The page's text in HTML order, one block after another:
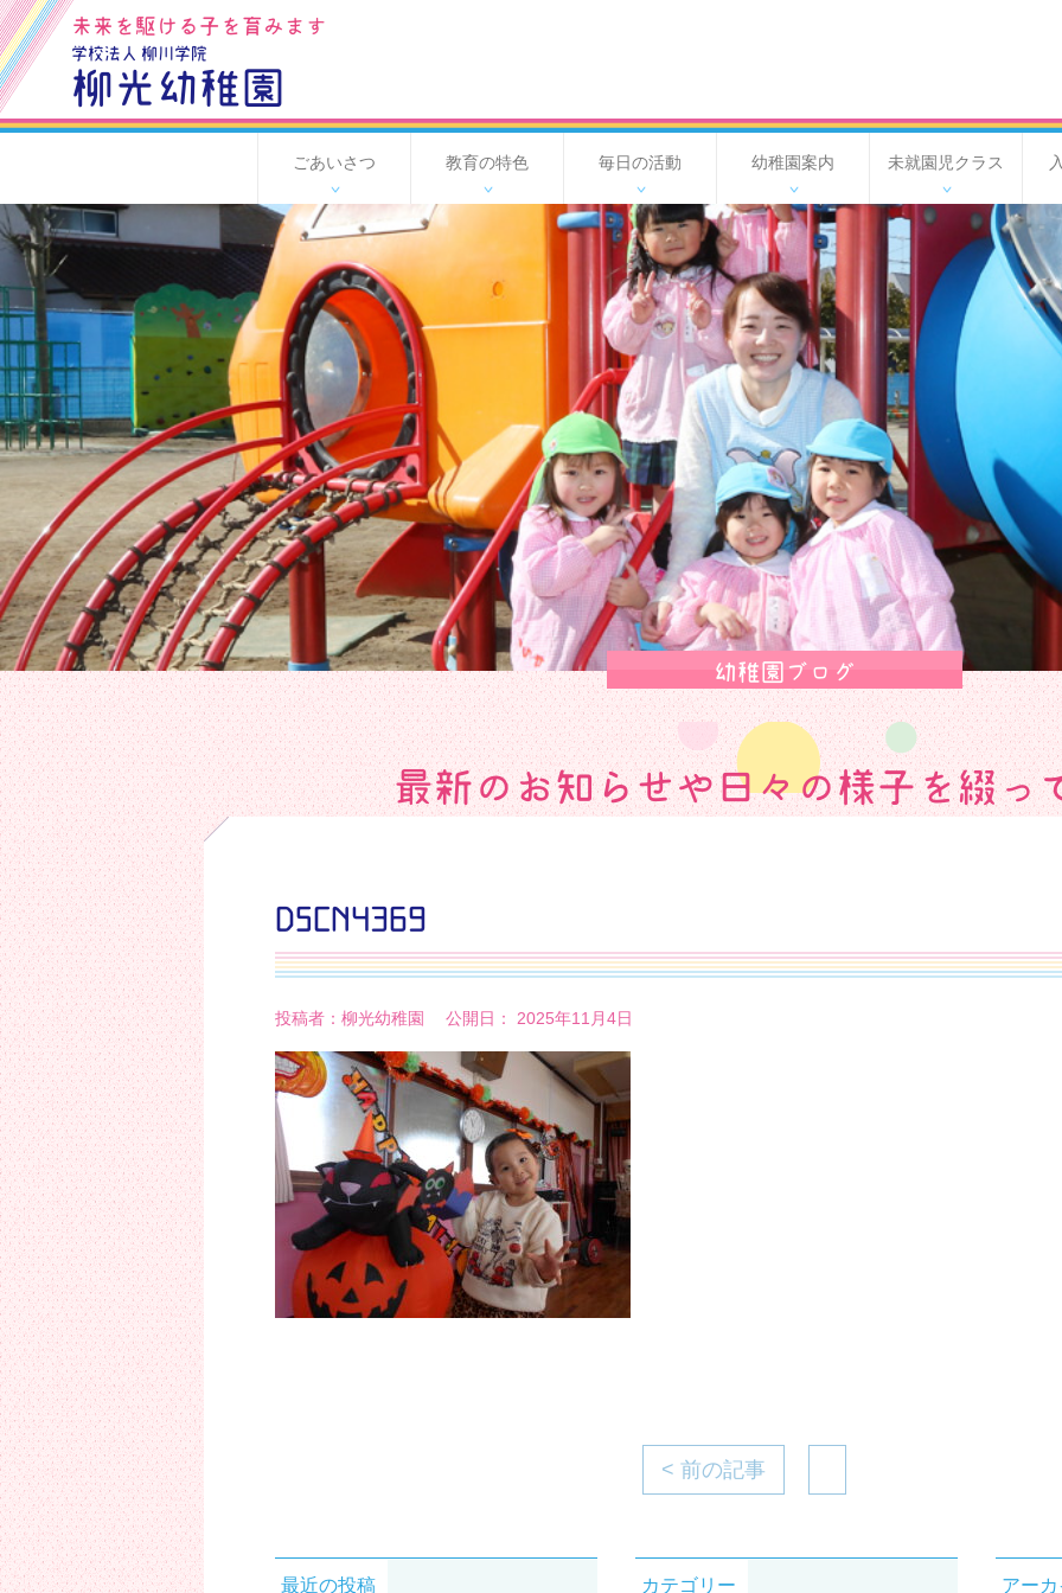
学校法人 柳川学院
柳光幼稚園
未来を駆ける子を育みます
ごあいさつ 教育の特色 毎日の活動 幼稚園案内 未就園児クラス
幼稚園ブログ
最新のお知らせや日々の様子を綴っ
DSCN4369
投稿者：柳光幼稚園 公開日： 2025年11月4日
< 前の記事
最近の投稿 カテゴリー アー